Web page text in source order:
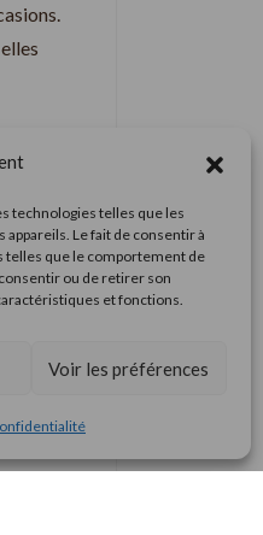
technologies telles que les
Le fait de consentir à
telles que le comportement de
ou de retirer son
et fonctions.
Voir les préférences
qui se